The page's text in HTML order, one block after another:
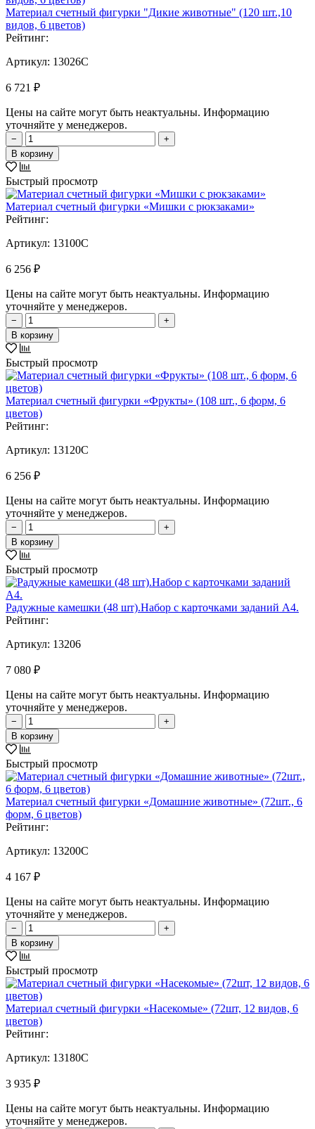
Материал счетный фигурки "Дикие животные" (120 шт.,10
видов, 6 цветов)
Рейтинг:
Артикул: 13026C
6 721 ₽
Цены на сайте могут быть неактуальны. Информацию
уточняйте у менеджеров.
−
+
В корзину
Быстрый просмотр
Материал счетный фигурки «Мишки с рюкзаками»
Рейтинг:
Артикул: 13100C
6 256 ₽
Цены на сайте могут быть неактуальны. Информацию
уточняйте у менеджеров.
−
+
В корзину
Быстрый просмотр
Материал счетный фигурки «Фрукты» (108 шт., 6 форм, 6
цветов)
Рейтинг:
Артикул: 13120C
6 256 ₽
Цены на сайте могут быть неактуальны. Информацию
уточняйте у менеджеров.
−
+
В корзину
Быстрый просмотр
Радужные камешки (48 шт).Набор с карточками заданий A4.
Рейтинг:
Артикул: 13206
7 080 ₽
Цены на сайте могут быть неактуальны. Информацию
уточняйте у менеджеров.
−
+
В корзину
Быстрый просмотр
Материал счетный фигурки «Домашние животные» (72шт., 6
форм, 6 цветов)
Рейтинг:
Артикул: 13200C
4 167 ₽
Цены на сайте могут быть неактуальны. Информацию
уточняйте у менеджеров.
−
+
В корзину
Быстрый просмотр
Материал счетный фигурки «Насекомые» (72шт, 12 видов, 6
цветов)
Рейтинг:
Артикул: 13180C
3 935 ₽
Цены на сайте могут быть неактуальны. Информацию
уточняйте у менеджеров.